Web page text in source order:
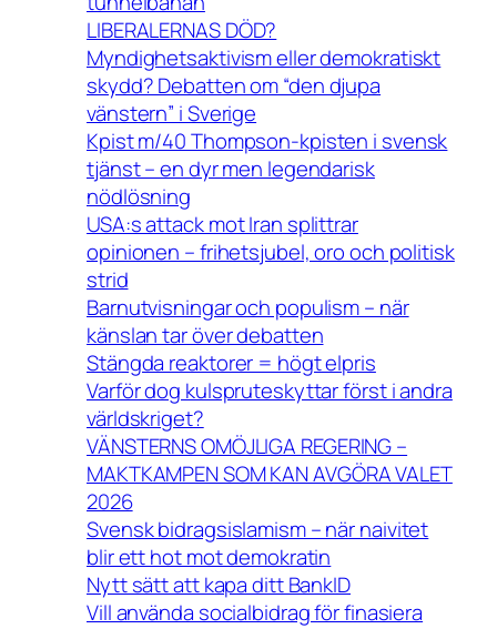
LIBERALERNAS DÖD?
Myndighetsaktivism eller demokratiskt
skydd? Debatten om “den djupa
vänstern” i Sverige
Kpist m/40 Thompson-kpisten i svensk
tjänst – en dyr men legendarisk
nödlösning
USA:s attack mot Iran splittrar
opinionen – frihetsjubel, oro och politisk
strid
Barnutvisningar och populism – när
känslan tar över debatten
Stängda reaktorer = högt elpris
Varför dog kulspruteskyttar först i andra
världskriget?
VÄNSTERNS OMÖJLIGA REGERING –
MAKTKAMPEN SOM KAN AVGÖRA VALET
2026
Svensk bidragsislamism – när naivitet
blir ett hot mot demokratin
Nytt sätt att kapa ditt BankID
Vill använda socialbidrag för finasiera